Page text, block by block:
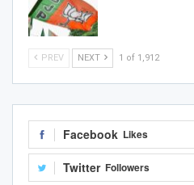
PREV NEXT 1 of 1,912
Facebook Likes
Twitter Followers